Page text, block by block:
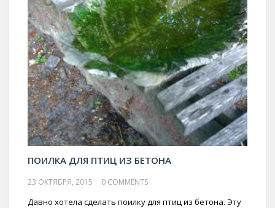
ПОИЛКА ДЛЯ ПТИЦ ИЗ БЕТОНА
23 ОКТЯБРЯ, 2015 0 COMMENTS
Давно хотела сделать поилку для птиц из бетона. Эту